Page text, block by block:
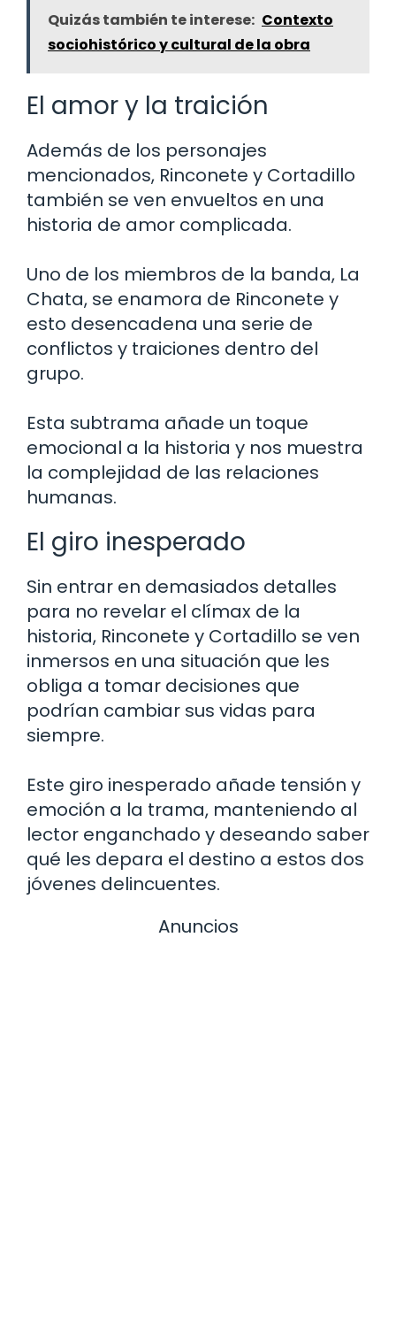
Quizás también te interese: Contexto
sociohistórico y cultural de la obra
El amor y la traición
Además de los personajes
mencionados, Rinconete y Cortadillo
también se ven envueltos en una
historia de amor complicada.
Uno de los miembros de la banda, La
Chata, se enamora de Rinconete y
esto desencadena una serie de
conflictos y traiciones dentro del
grupo.
Esta subtrama añade un toque
emocional a la historia y nos muestra
la complejidad de las relaciones
humanas.
El giro inesperado
Sin entrar en demasiados detalles
para no revelar el clímax de la
historia, Rinconete y Cortadillo se ven
inmersos en una situación que les
obliga a tomar decisiones que
podrían cambiar sus vidas para
siempre.
Este giro inesperado añade tensión y
emoción a la trama, manteniendo al
lector enganchado y deseando saber
qué les depara el destino a estos dos
jóvenes delincuentes.
Anuncios